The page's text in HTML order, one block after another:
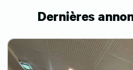
Dernières